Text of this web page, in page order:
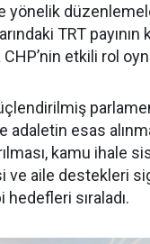
yönelik
TRT payının
etkili rol
adaletin esas
kamu ihale
ve aile destekleri
sıraladı.